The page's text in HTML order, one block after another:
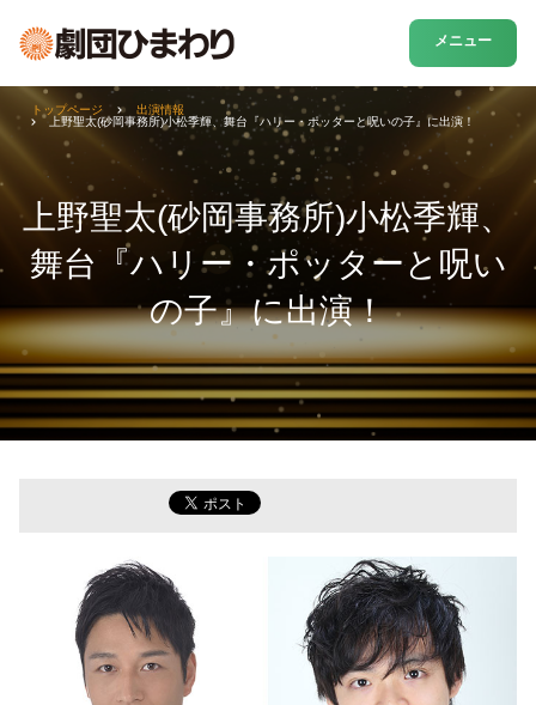
メニュー
上野聖太(砂岡事務所)小松季輝、
舞台『ハリー・ポッターと呪い
の子』に出演！
トップページ
出演情報
上野聖太(砂岡事務所)小松季輝、舞台『ハリー・ポッターと呪いの子』に出演！